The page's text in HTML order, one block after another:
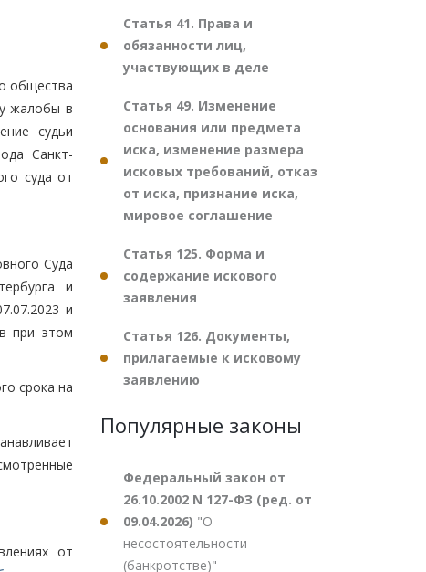
общества
жалобы в
судьи
Санкт-
суда от
Суда
и
и
при этом
срока на
от
Статья 41. Права и
обязанности лиц,
участвующих в деле
Статья 49. Изменение
основания или предмета
иска, изменение размера
исковых требований, отказ
от иска, признание иска,
мировое соглашение
Статья 125. Форма и
содержание искового
заявления
Статья 126. Документы,
прилагаемые к исковому
заявлению
Популярные законы
Федеральный закон от
26.10.2002 N 127-ФЗ (ред. от
09.04.2026) "О
несостоятельности
(банкротстве)"